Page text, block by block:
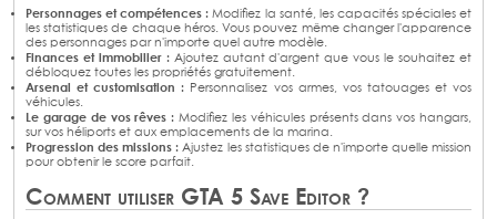
Personnages et compétences : Modifiez la santé, les capacités spéciales et
les statistiques de chaque héros. Vous pouvez même changer l'apparence
des personnages par n'importe quel autre modèle.
Finances et immobilier :Ajoutez autant d'argent que vous le souhaitez et
débloquez toutes les propriétés gratuitement.
Arsenal et customisation : Personnalisez vos armes, vos tatouages et vos
véhicules.
Le garage de vos rêves : Modifiez les véhicules présents dans vos hangars,
sur vos héliports et aux emplacements de la marina.
Progression des missions : Ajustez les statistiques de n'importe quelle mission
pour obtenir le score parfait.
Comment utiliser GTA 5 Save Editor ?